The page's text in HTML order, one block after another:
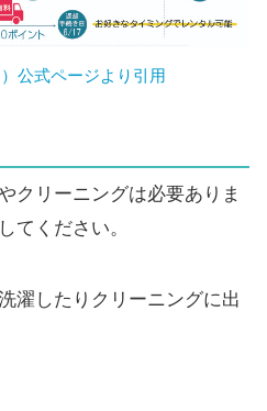
公式ページより引用
クリーニングは必要ありま
てください。
濯したりクリーニングに出